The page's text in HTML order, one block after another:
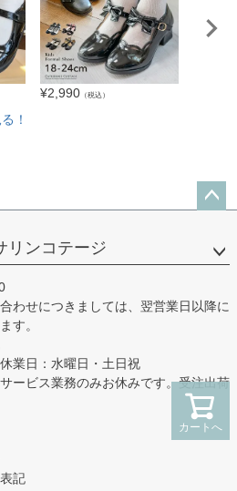
カートへ
¥2,990 （税込）
！
ップ
リンコテージ
わせにつきましては、翌営業日以降に
す。
業日：水曜日・土日祝
ービス業務のみお休みです。受注出荷
記